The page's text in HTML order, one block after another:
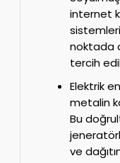
internet
noktada
tercih
Elektrik
metalin
Bu
ve